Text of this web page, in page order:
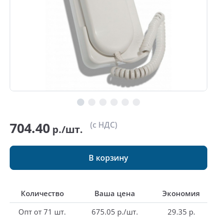
704.40 р./шт. (с НДС)
В корзину
Количество Ваша цена
Экономия
Опт от 71 шт.
675.05 р./шт.
29.35 р.